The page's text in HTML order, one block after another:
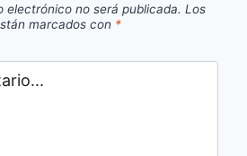
electrónico no será publicada. Los
marcados con *